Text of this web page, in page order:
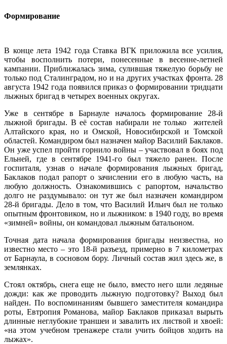
Формирование
В конце лета 1942 года Ставка ВГК приложила все усилия,
чтобы восполнить потери, понесенные в весенне-летней
кампании. Приближалась зима, сулившая тяжелую борьбу не
только под Сталинградом, но и на других участках фронта. 28
августа 1942 года появился приказ о формировании тридцати
лыжных бригад в четырех военных округах.
Уже в сентябре в Барнауле началось формирование 28-й
лыжной бригады. В её состав набирали не только жителей
Алтайского края, но и Омской, Новосибирской и Томской
областей. Командиром был назначен майор Василий Баклаков.
Он уже успел пройти горнило войны – участвовал в боях под
Ельней, где в сентябре 1941-го был тяжело ранен. После
госпиталя, узнав о начале формирования лыжных бригад,
Баклаков подал рапорт о зачислении его в любую часть, на
любую должность. Ознакомившись с рапортом, начальство
долго не раздумывало: он тут же был назначен командиром
28-й бригады. Дело в том, что Василий Ильич был не только
опытным фронтовиком, но и лыжником: в 1940 году, во время
«зимней» войны, он командовал лыжным батальоном.
Точная дата начала формирования бригады неизвестна, но
известно место – это 18-й разъезд, примерно в 7 километрах
от Барнаула, в сосновом бору. Личный состав жил здесь же, в
землянках.
Стоял октябрь, снега еще не было, вместо него шли ледяные
дожди: как же проводить лыжную подготовку? Выход был
найден. По воспоминаниям бывшего заместителя командира
роты, Евтропия Романова, майор Баклаков приказал вырыть
длинные неглубокие траншеи и завалить их листвой и хвоей:
«на этом учебном тренажере стали учить бойцов ходить на
лыжах».